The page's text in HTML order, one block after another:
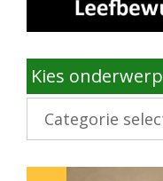
Kies onderwerp
Kies
onderwerp